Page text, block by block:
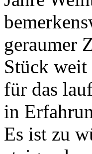
geraumer
Stück
für das
in
Es ist zu